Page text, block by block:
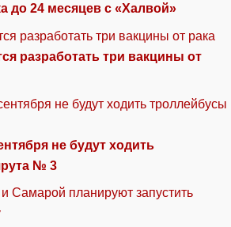
до 24 месяцев с «Халвой»
разработать три вакцины от
не будут ходить
№ 3